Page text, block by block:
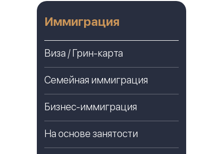
Иммиграция
Виза / Грин-карта
Семейная иммиграция
Бизнес-иммиграция
На основе занятости